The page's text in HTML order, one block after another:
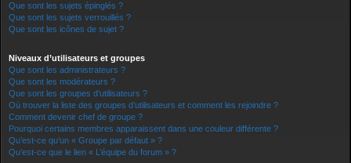
Que sont les sujets épinglés ?
Que sont les sujets verrouillés ?
Que sont les icônes de sujet ?
Niveaux d’utilisateurs et groupes
Que sont les administrateurs ?
Que sont les modérateurs ?
Que sont les groupes d’utilisateurs ?
Où trouver la liste des groupes d’utilisateurs et comment les rejoindre ?
Comment devenir chef de groupe ?
Pourquoi certains membres apparaissent dans une couleur différente ?
Qu’est-ce qu’un « Groupe par défaut » ?
Qu’est-ce que le lien « L’équipe du forum » ?